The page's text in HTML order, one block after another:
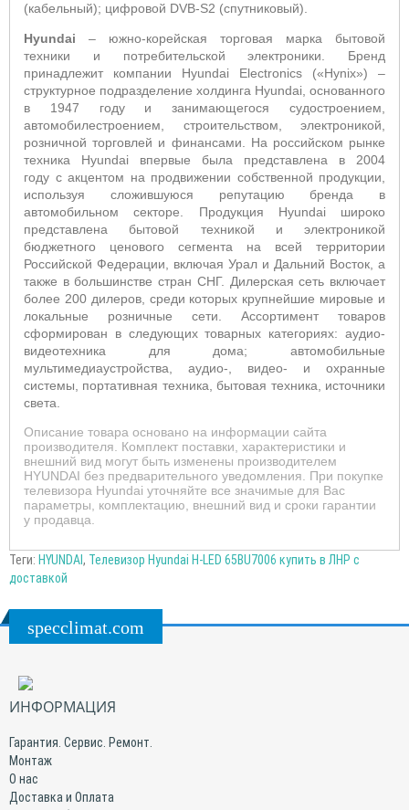
(кабельный); цифровой DVB-S2 (спутниковый).
Hyundai
– южно-корейская торговая марка бытовой
техники и потребительской электроники. Бренд
принадлежит компании
Hyundai Electronics («Hynix») –
структурное подразделение холдинга Hyundai, основанного
в 1947 году и
занимающегося судостроением,
автомобилестроением, строительством, электроникой,
розничной торговлей и финансами. На российском рынке
техника
Hyundai
впервые была представлена в 2004
году c акцентом на продвижении собственной продукции,
используя сложившуюся репутацию бренда в
автомобильном секторе. Продукция Hyundaiшироко
представлена бытовой техникой и электроникой
бюджетного ценового сегмента на всей территории
Российской Федерации, включая Урал и Дальний Восток, а
также в большинстве стран СНГ. Дилерская сеть включает
более 200 дилеров, среди которых крупнейшие мировые и
локальные розничные сети. Ассортимент товаров
сформирован в следующих товарных категориях: аудио-
видеотехника для дома; автомобильные
мультимедиаустройства, аудио-, видео- и охранные
системы, портативная техника, бытовая техника, источники
света.
Описание товара основано на информации сайта
производителя. Комплект поставки, характеристики и
внешний вид могут быть изменены производителем
HYUNDAI без предварительного уведомления. При покупке
телевизора Hyundai уточняйте все значимые для Вас
параметры, комплектацию, внешний вид и сроки гарантии
у продавца.
Теги: HYUNDAI, Телевизор Hyundai H-LED 65BU7006 купить в ЛНР с
доставкой
specclimat.com
ИНФОРМАЦИЯ
Гарантия. Сервис. Ремонт.
Монтаж
О нас
Доставка и Оплата